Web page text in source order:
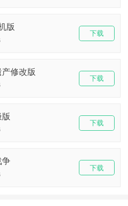
版
下载
修改版
下载
下载
争
下载